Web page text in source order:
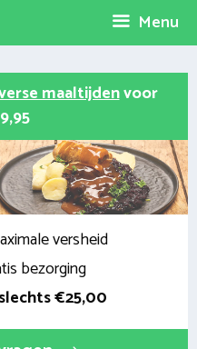
Menu
maaltijdenvoor
versheid
bezorging
€25,00